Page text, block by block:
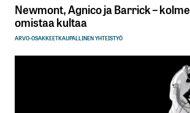
Newmont, Agnico ja Barrick –
omistaa kultaa
ARVO-OSAKKEETKAUPALLINEN YHTEISTYÖ